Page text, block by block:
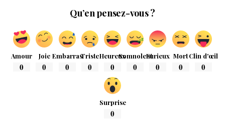
Qu’en pensez-vous ?
Amour
0
Joie
0
Embarras
0
Triste
0
Heureux
0
Somnolent
0
Furieux
0
Mort
0
Clin d'œil
0
Surprise
0